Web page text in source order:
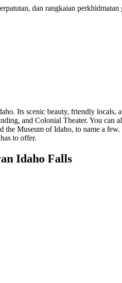
dan rangkaian
Its scenic beauty, friendly
and Colonial Theater. You can
the Museum of Idaho, to name a
to offer.
Idaho Falls